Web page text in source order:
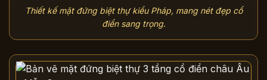
Thiết kế mặt đứng biệt thự kiểu Pháp, mang nét đẹp cổ
điển sang trọng.